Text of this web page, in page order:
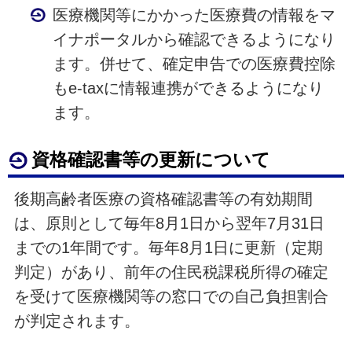
医療機関等にかかった医療費の情報をマ
イナポータルから確認できるようになり
ます。併せて、確定申告での医療費控除
もe-taxに情報連携ができるようになり
ます。
資格確認書等の更新について
後期高齢者医療の資格確認書等の有効期間
は、原則として毎年8月1日から翌年7月31日
までの1年間です。毎年8月1日に更新（定期
判定）があり、前年の住民税課税所得の確定
を受けて医療機関等の窓口での自己負担割合
が判定されます。